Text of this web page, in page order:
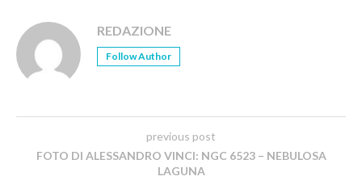
REDAZIONE
Follow Author
previous post
FOTO DI ALESSANDRO VINCI: NGC 6523 – NEBULOSA
LAGUNA